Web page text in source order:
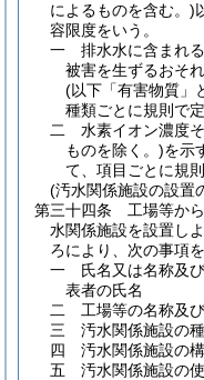
によるものを含む。)
容限度をいう。
一
排水水に含まれ
被害を生ずるおそ
(以下「有害物質」
種類ごとに規則で
二
水素イオン濃度
ものを除く。)を示
て、項目ごとに規
(汚水関係施設の設置
第三十四条
工場等か
水関係施設を設置し
ろにより、次の事項
一
氏名又は名称及
表者の氏名
二
工場等の名称及
三
汚水関係施設の
四
汚水関係施設の
五
汚水関係施設の